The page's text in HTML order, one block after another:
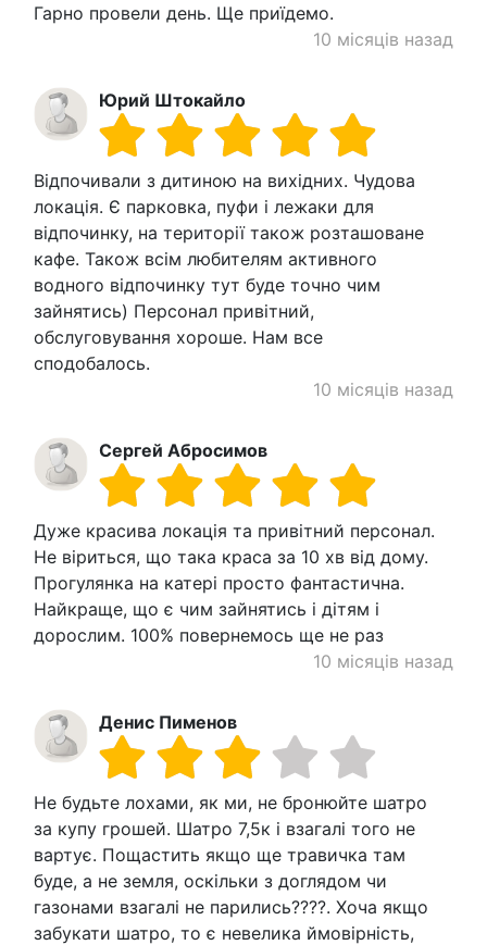
Гарно провели день. Ще приїдемо.
10 місяців назад
Юрий Штокайло
Відпочивали з дитиною на вихідних. Чудова
локація. Є парковка, пуфи і лежаки для
відпочинку, на території також розташоване
кафе. Також всім любителям активного
водного відпочинку тут буде точно чим
зайнятись) Персонал привітний,
обслуговування хороше. Нам все
сподобалось.
10 місяців назад
Сергей Абросимов
Дуже красива локація та привітний персонал.
Не віриться, що така краса за 10 хв від дому.
Прогулянка на катері просто фантастична.
Найкраще, що є чим зайнятись і дітям і
дорослим. 100% повернемось ще не раз
10 місяців назад
Денис Пименов
Не будьте лохами, як ми, не бронюйте шатро
за купу грошей. Шатро 7,5к і взагалі того не
вартує. Пощастить якщо ще травичка там
буде, а не земля, оскільки з доглядом чи
газонами взагалі не парились????. Хоча якщо
забукати шатро, то є невелика ймовірність,